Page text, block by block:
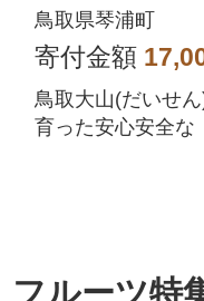
け個包装で
未使用で安心
鳥取県琴浦町
寄付金額
鳥取大山(だいせ
育った安心安全な
フルーツ特